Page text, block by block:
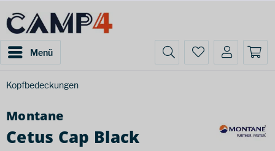
Menü
Kopfbedeckungen
Montane
Cetus Cap Black